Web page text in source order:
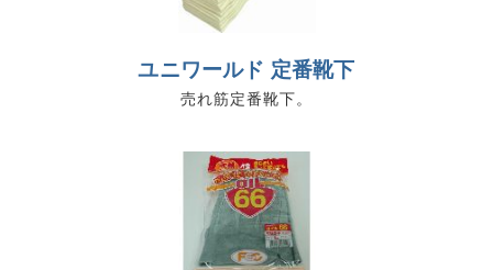
ユニワールド 定番靴下
売れ筋定番靴下。